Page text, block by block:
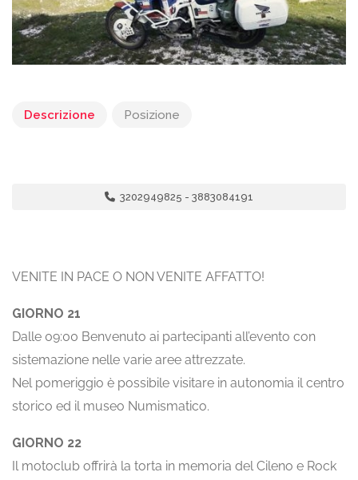
Descrizione Posizione
3202949825 - 3883084191
VENITE IN PACE O NON VENITE AFFATTO!
GIORNO 21
Dalle 09:00 Benvenuto ai partecipanti all’evento con
sistemazione nelle varie aree attrezzate.
Nel pomeriggio è possibile visitare in autonomia il centro
storico ed il museo Numismatico.
GIORNO 22
Il motoclub offrirà la torta in memoria del Cileno e Rock